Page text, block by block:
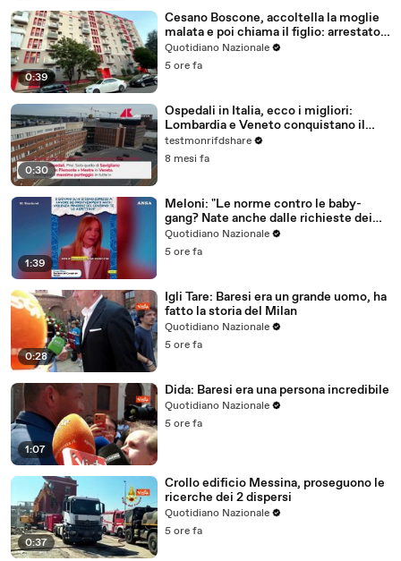
0:39
Cesano Boscone, accoltella la moglie
malata e poi chiama il figlio: arrestato
84enne
Quotidiano Nazionale
5 ore fa
0:30
Ospedali in Italia, ecco i migliori:
Lombardia e Veneto conquistano il
podio
testmonrifdshare
8 mesi fa
1:39
Meloni: "Le norme contro le baby-
gang? Nate anche dalle richieste dei
ragazzi"
Quotidiano Nazionale
5 ore fa
0:28
Igli Tare: Baresi era un grande uomo, ha
fatto la storia del Milan
Quotidiano Nazionale
5 ore fa
1:07
Dida: Baresi era una persona incredibile
Quotidiano Nazionale
5 ore fa
0:37
Crollo edificio Messina, proseguono le
ricerche dei 2 dispersi
Quotidiano Nazionale
5 ore fa